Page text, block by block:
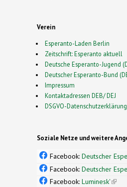
Verein
Esperanto-Laden Berlin
Zeitschrift: Esperanto aktuell
Deutsche Esperanto-Jugend
Deutscher Esperanto-Bund
Impressum
Kontaktadressen DEB/ DEJ
DSGVO-Datenschutzerklärung
Soziale Netze und weitere
Facebook: Deutscher
Facebook: Deutscher
Facebook: Luminesk'(link